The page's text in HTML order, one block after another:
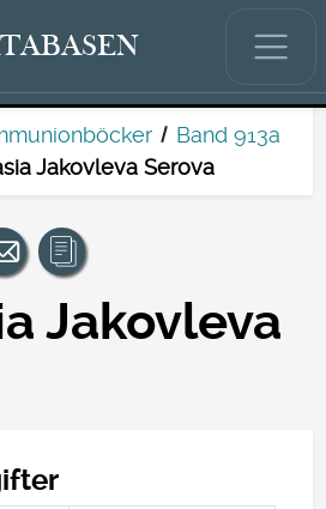
Band 913a
Jakovleva Serova
Jakovleva